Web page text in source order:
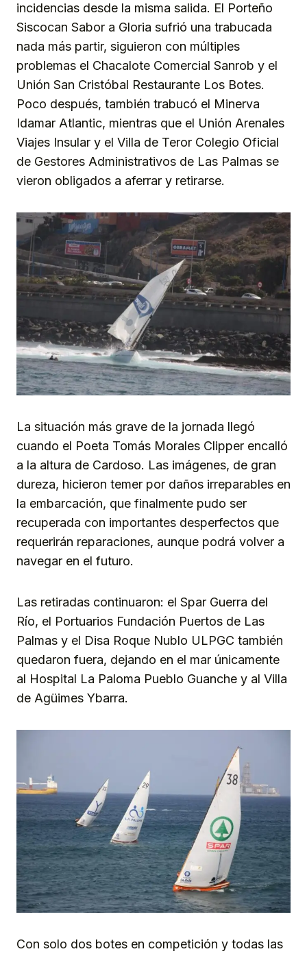
incidencias desde la misma salida. El Porteño
Siscocan Sabor a Gloria sufrió una trabucada
nada más partir, siguieron con múltiples
problemas el Chacalote Comercial Sanrob y el
Unión San Cristóbal Restaurante Los Botes.
Poco después, también trabucó el Minerva
Idamar Atlantic, mientras que el Unión Arenales
Viajes Insular y el Villa de Teror Colegio Oficial
de Gestores Administrativos de Las Palmas se
vieron obligados a aferrar y retirarse.
La situación más grave de la jornada llegó
cuando el Poeta Tomás Morales Clipper encalló
a la altura de Cardoso. Las imágenes, de gran
dureza, hicieron temer por daños irreparables en
la embarcación, que finalmente pudo ser
recuperada con importantes desperfectos que
requerirán reparaciones, aunque podrá volver a
navegar en el futuro.
Las retiradas continuaron: el Spar Guerra del
Río, el Portuarios Fundación Puertos de Las
Palmas y el Disa Roque Nublo ULPGC también
quedaron fuera, dejando en el mar únicamente
al Hospital La Paloma Pueblo Guanche y al Villa
de Agüimes Ybarra.
Con solo dos botes en competición y todas las